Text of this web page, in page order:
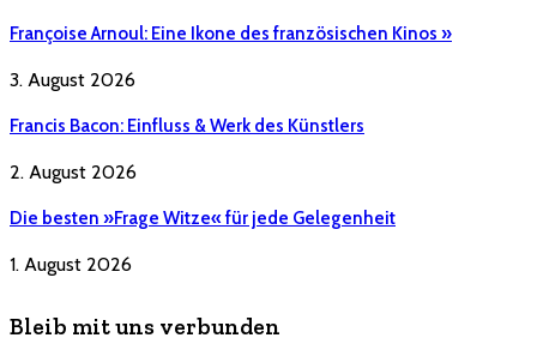
Françoise Arnoul: Eine Ikone des französischen Kinos »
3. August 2026
Francis Bacon: Einfluss & Werk des Künstlers
2. August 2026
Die besten »Frage Witze« für jede Gelegenheit
1. August 2026
Bleib mit uns verbunden